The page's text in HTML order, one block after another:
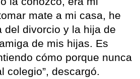
mate a mi casa, he
del divorcio y la hija de
de mis hijas. Es
cómo porque nunca
colegio”, descargó.